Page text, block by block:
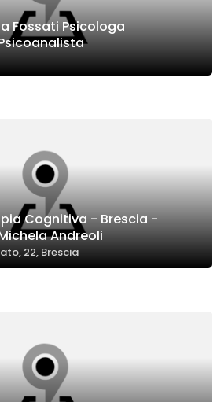
Fossati Psicologa
Cognitiva - Brescia -
Andreoli
22, Brescia